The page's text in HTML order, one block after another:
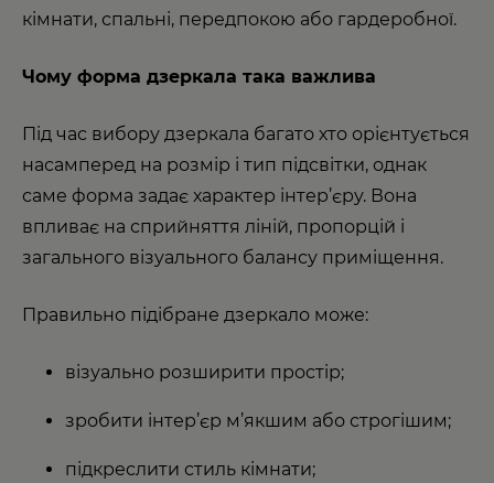
кімнати, спальні, передпокою або гардеробної.
Чому форма дзеркала така важлива
Під час вибору дзеркала багато хто орієнтується
насамперед на розмір і тип підсвітки, однак
саме форма задає характер інтер’єру. Вона
впливає на сприйняття ліній, пропорцій і
загального візуального балансу приміщення.
Правильно підібране дзеркало може:
візуально розширити простір;
зробити інтер’єр м’якшим або строгішим;
підкреслити стиль кімнати;